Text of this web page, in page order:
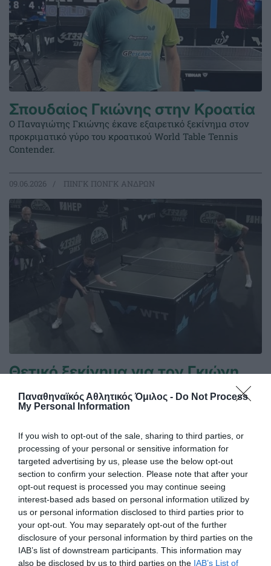
Παναθηναϊκός Αθλητικός Όμιλος - Do Not Process
My Personal Information
If you wish to opt-out of the sale, sharing to third parties, or
processing of your personal or sensitive information for
targeted advertising by us, please use the below opt-out
section to confirm your selection. Please note that after your
opt-out request is processed you may continue seeing
interest-based ads based on personal information utilized by
us or personal information disclosed to third parties prior to
your opt-out. You may separately opt-out of the further
disclosure of your personal information by third parties on the
IAB’s list of downstream participants. This information may
also be disclosed by us to third parties on the IAB’s List of
Σπουδαίος Γκιώνης στην Κροατία
Ο Παναγιώτης Γκιώνης έκανε εξαιρετικό ξεκίνημα στον
προκριματικό γύρο του κροατικού World Table Tennis
Contender.
09.06.2026 ΠΙΝΓΚ ΠΟΝΓΚ ΑΝΔΡΩΝ
Θετικό ξεκίνημα για τον Γκιώνη
στην Κροατία
Ο Παναγιώτης Γκιώνης προκρίθηκε στον δεύτερο
09.06.2026 ΠΙΝΓΚ ΠΟΝΓΚ ΑΝΔΡΩΝ